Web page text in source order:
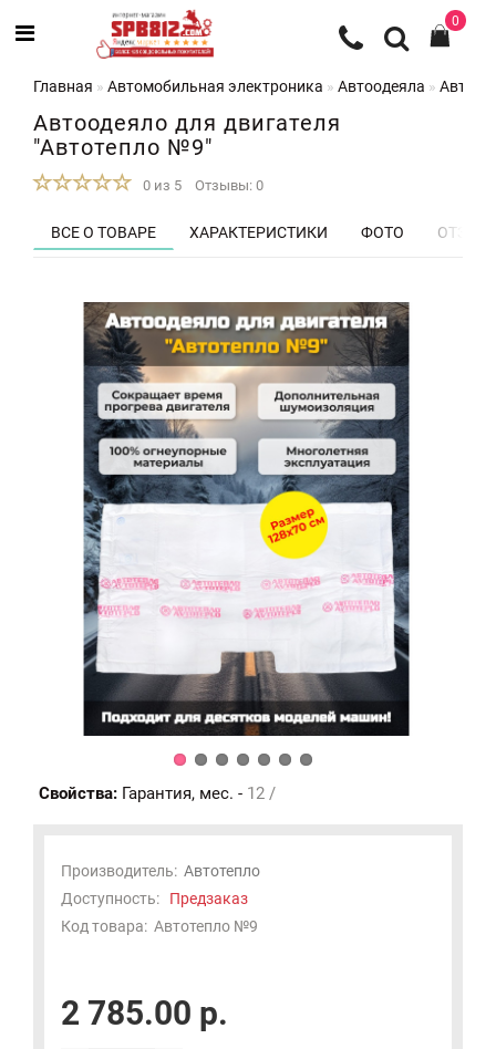
0
Главная Автомобильная электроника Автоодеяла
Автоодеяло для двигателя
"Автотепло №9"
0 из 5 Отзывы: 0
ВСЕ О ТОВАРЕ ХАРАКТЕРИСТИКИ ФОТО
Свойства: Гарантия, мес. - 12 /
Производитель: Автотепло
Доступность: Предзаказ
Код товара: Автотепло №9
2 785.00 р.